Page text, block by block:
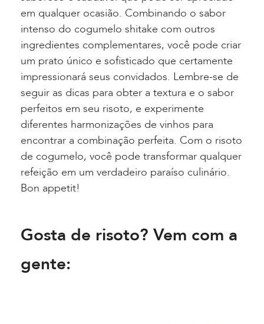
em qualquer ocasião. Combinando o sabor
intenso do cogumelo shitake com outros
ingredientes complementares, você pode criar
um prato único e sofisticado que certamente
impressionará seus convidados. Lembre-se de
seguir as dicas para obter a textura e o sabor
perfeitos em seu risoto, e experimente
diferentes harmonizações de vinhos para
encontrar a combinação perfeita. Com o risoto
de cogumelo, você pode transformar qualquer
refeição em um verdadeiro paraíso culinário.
Bon appetit!
Gosta de risoto? Vem com a
gente: